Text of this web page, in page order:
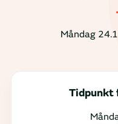
Måndag
Tidpunkt